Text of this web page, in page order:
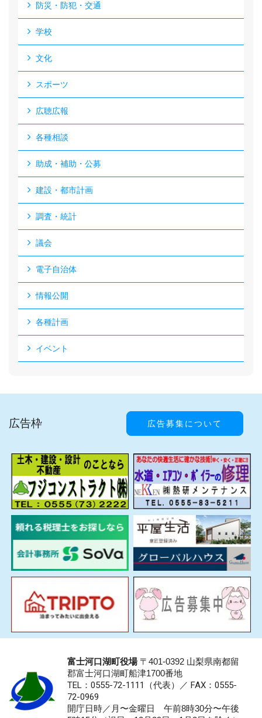
防災・防犯・交通
学校
文化
スポーツ
広聴広報
各種相談
助成・補助・公募
建設・都市計画
調査・統計
議会
電子自治体
情報公開
各種計画
イベント
広告枠 広告募集について
富士河口湖町役場〒401-0392 山梨県南都留
郡富士河口湖町船津1700番地
TEL：0555-72-1111 （代表）／ FAX：0555-
72-0969
開庁日時／月〜金曜日 午前8時30分〜午後